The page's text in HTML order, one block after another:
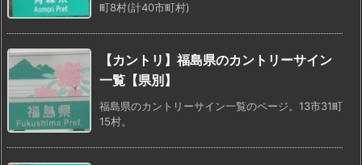
町8村(計40市町村)
【カントリ】福島県のカントリーサイン
一覧【県別】
福島県のカントリーサイン一覧のページ。13市31町
15村。